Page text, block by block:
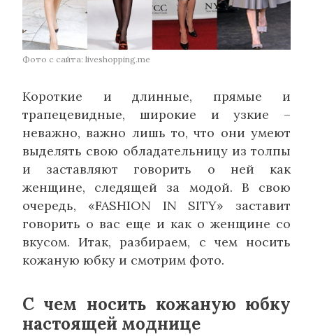
Фото с сайта: liveshopping.me
Короткие и длинные, прямые и
трапецевидные, широкие и узкие –
неважно, важно лишь то, что они умеют
выделять свою обладательницу из толпы
и заставляют говорить о ней как
женщине, следящей за модой. В свою
очередь, «FASHION IN SITY» заставит
говорить о вас еще и как о женщине со
вкусом. Итак, разбираем, с чем носить
кожаную юбку и смотрим фото.
С чем носить кожаную юбку
настоящей моднице